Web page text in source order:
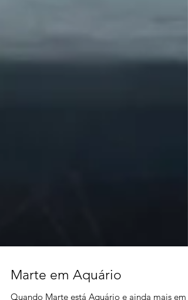
Marte em Aquário